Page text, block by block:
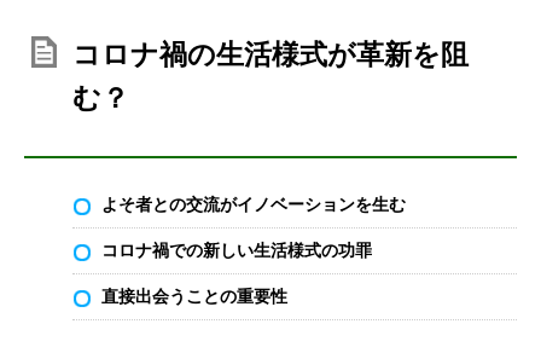
コロナ禍の生活様式が革新を阻
む？
よそ者との交流がイノベーションを生む
コロナ禍での新しい生活様式の功罪
直接出会うことの重要性